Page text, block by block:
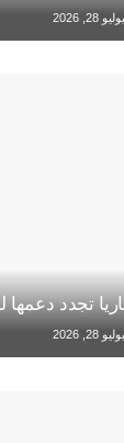
يوليو 28, 2026
تجدد دعمها
يوليو 28, 2026